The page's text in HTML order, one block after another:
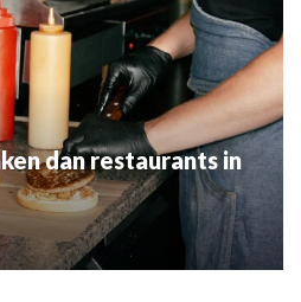
dan restaurants in